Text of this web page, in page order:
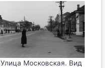
Улица Московская. Вид